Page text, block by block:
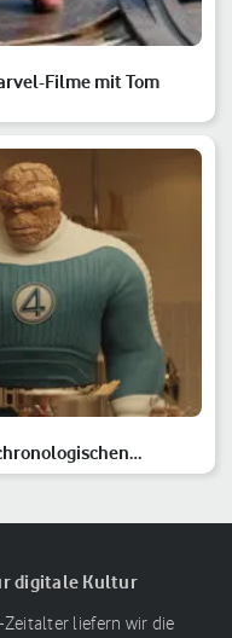
Filme mit Tom
digitale Kultur
Zeitalter liefern wir die